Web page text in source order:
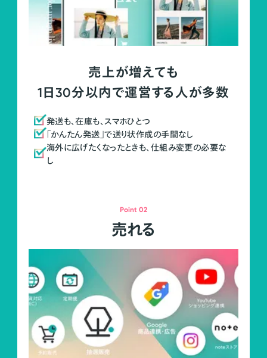
売上が増えても
1日30分以内で運営する人が多数
発送も、在庫も、スマホひとつ
「かんたん発送」で送り状作成の手間なし
海外に広げたくなったときも、仕組み変更の必要な
し
Point 02
売れる